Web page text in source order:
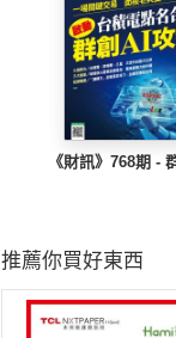
《財訊》768期 -
推薦你買好東西